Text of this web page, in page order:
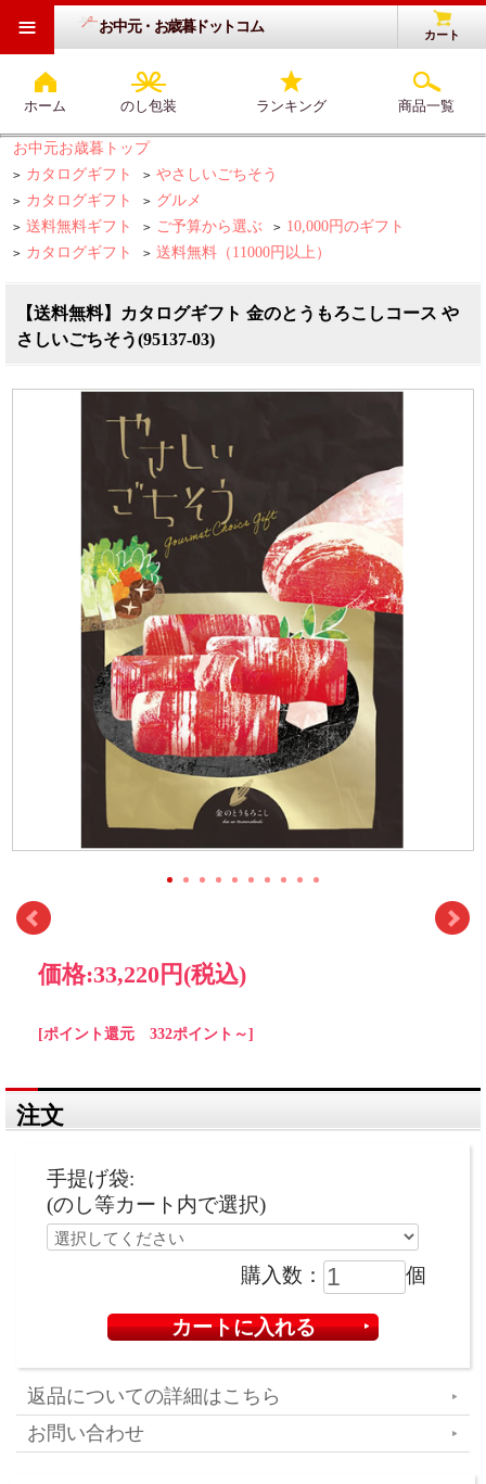
お中元・お歳暮ドットコム カート
ホーム のし包装 ランキング 商品一覧
≡
お中元お歳暮トップ
> カタログギフト > やさしいごちそう
> カタログギフト > グルメ
> 送料無料ギフト > ご予算から選ぶ > 10,000円のギフト
> カタログギフト > 送料無料（11000円以上）
【送料無料】カタログギフト 金のとうもろこしコース や
さしいごちそう(95137-03)
価格:33,220円 (税込)
[ポイント還元 332ポイント～]
注文
手提げ袋:
(のし等カート内で選択)
購入数： 個
返品についての詳細はこちら
お問い合わせ